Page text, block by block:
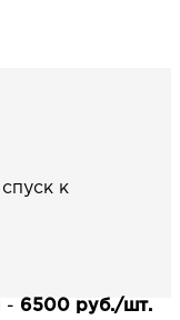
НАМ
к
- 6500 руб./шт.